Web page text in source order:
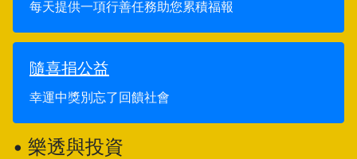
每天提供一項行善任務助您累積福報
隨喜捐公益
幸運中獎別忘了回饋社會
• 樂透與投資